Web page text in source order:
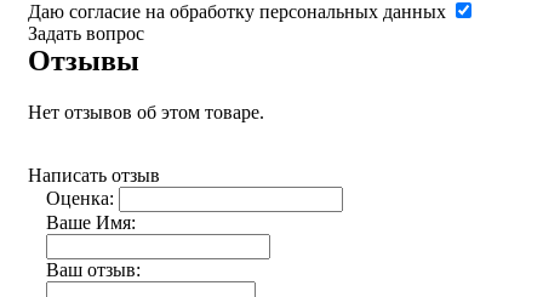
Даю согласие на обработку персональных данных
Задать вопрос
Отзывы
Нет отзывов об этом товаре.
Написать отзыв
Оценка:
Ваше Имя:
Ваш отзыв: